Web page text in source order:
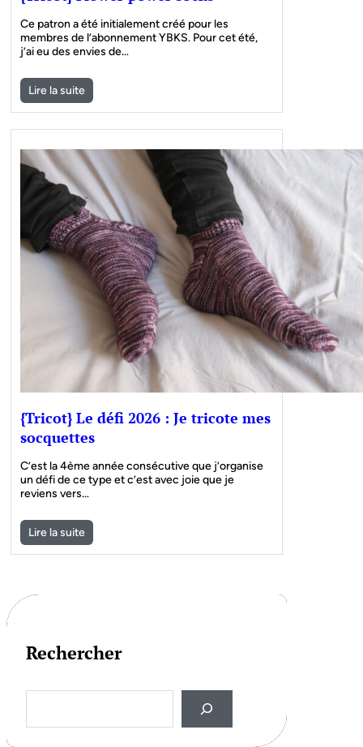
Ce patron a été initialement créé pour les
membres de l’abonnement YBKS. Pour cet été,
j’ai eu des envies de…
Lire la suite
{Tricot} Le défi 2026 : Je tricote mes
socquettes
C’est la 4ème année consécutive que j’organise
un défi de ce type et c’est avec joie que je
reviens vers…
Lire la suite
Rechercher
a